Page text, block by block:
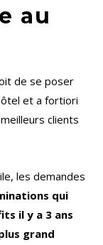
au
de se poser
et a fortiori
clients
les demandes
qui
il y a 3 ans
grand